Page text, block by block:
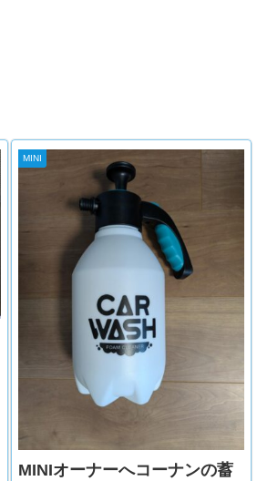
MINI
MINIオーナーへコーナンの蓄